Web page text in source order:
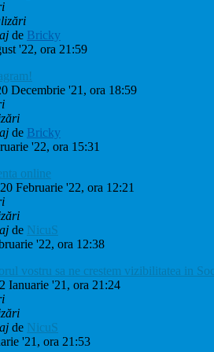
de Bricky
'22, ora 21:59
Decembrie '21, ora 18:59
de Bricky
'22, ora 15:31
online
Februarie '22, ora 12:21
de NicuS
'22, ora 12:38
vostru sa ne crestem vizibilitatea in
Ianuarie '21, ora 21:24
de NicuS
'21, ora 21:53